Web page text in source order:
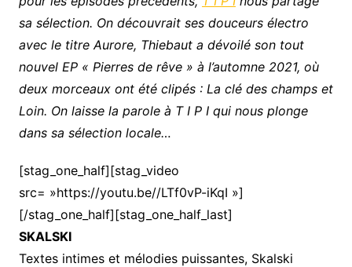
sa sélection. On découvrait ses douceurs électro
avec le titre Aurore, Thiebaut a dévoilé son tout
nouvel EP « Pierres de rêve » à l’automne 2021, où
deux morceaux ont été clipés : La clé des champs et
Loin. On laisse la parole à T I P I qui nous plonge
dans sa sélection locale…
[stag_one_half][stag_video
src= »https://youtu.be//LTf0vP-iKqI »]
[/stag_one_half][stag_one_half_last]
SKALSKI
Textes intimes et mélodies puissantes, Skalski